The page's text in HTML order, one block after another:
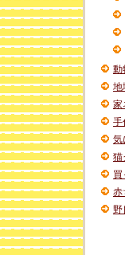
動
地
家
手
気
猫
買
赤
野